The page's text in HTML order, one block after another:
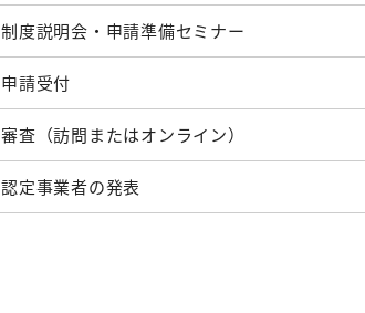
制度説明会・申請準備セミナー
申請受付
審査（訪問またはオンライン）
認定事業者の発表